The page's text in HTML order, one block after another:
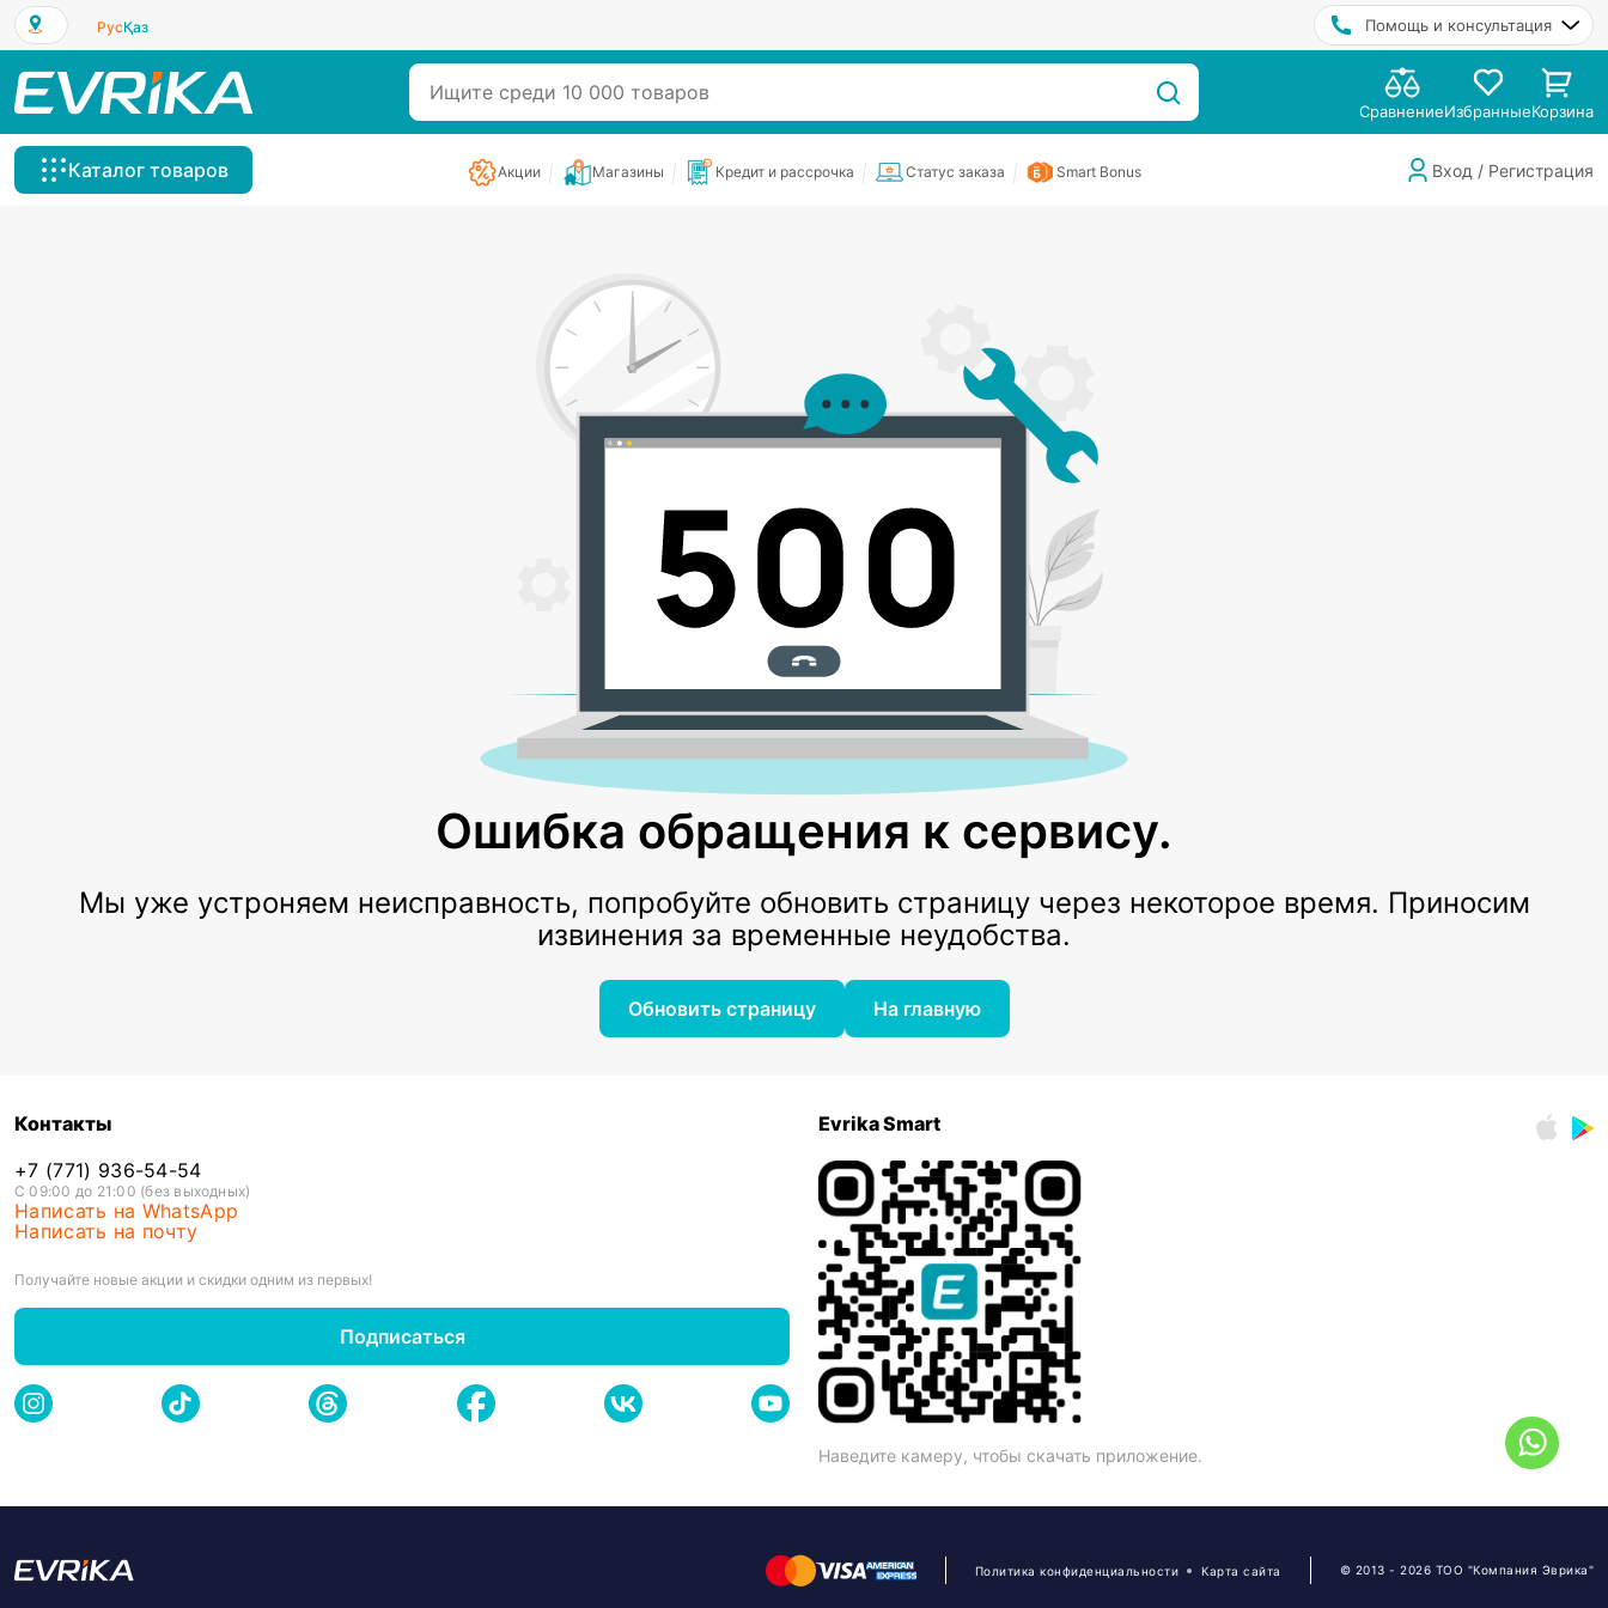
РусҚаз Помощь и консультация
СравнениеИзбранныеКорзина
Каталог товаров Акции Магазины Кредит и рассрочка Статус заказа Smart Bonus Вход / Регистрация
Ошибка обращения к сервису.
Мы уже устроняем неисправность, попробуйте обновить страницу через некоторое время. Приносим
извинения за временные неудобства.
Обновить страницу На главную
Контакты
+7 (771) 936-54-54
С 09:00 до 21:00 (без выходных)
Написать на WhatsApp
Написать на почту
Получайте новые акции и скидки одним из первых!
Подписаться
Evrika Smart
Наведите камеру, чтобы скачать приложение.
Политика конфиденциальности Карта сайта © 2013 - 2026 ТОО "Компания Эврика"